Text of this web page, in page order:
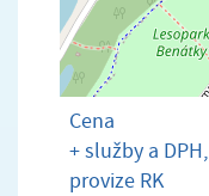
Cena
+ služby a DPH,
provize RK